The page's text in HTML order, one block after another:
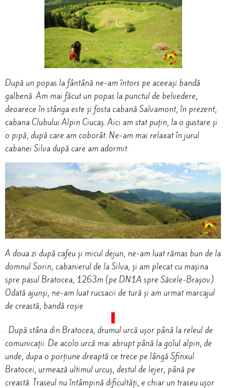
După un popas la fântână ne-am întors pe aceeași bandă
galbenă. Am mai făcut un popas la punctul de belvedere,
deoarece în stânga este și fosta cabană Salvamont, în prezent,
cabana Clubului Alpin Ciucaș. Aici am stat puțin, la o gustare și
o pipă, după care am coborât. Ne-am mai relaxat în jurul
cabanei Silva după care am adormit.
A doua zi după cafeu și micul dejun, ne-am luat rămas bun de la
domnul Sorin, cabanierul de la Silva, și am plecat cu mașina
spre pasul Bratocea, 1263m (pe DN1A spre Săcele-Brașov).
Odată ajunși, ne-am luat rucsacii de tură și am urmat marcajul
de creastă, bandă roșie
. După stâna din Bratocea, drumul urcă ușor până la releul de
comunicații. De acolo urcă mai abrupt până la golul alpin, de
unde, dupa o porțiune dreaptă ce trece pe lângă Sfinxul
Bratocei, urmează ultimul urcuș, destul de lejer, până pe
creastă. Traseul nu întâmpină dificultăți, e chiar un traseu ușor